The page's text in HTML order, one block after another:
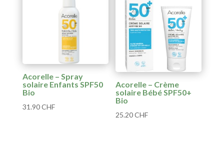
Acorelle – Spray
solaire Enfants SPF50
Bio
31.90CHF
Acorelle – Crème
solaire Bébé SPF50+
Bio
25.20CHF